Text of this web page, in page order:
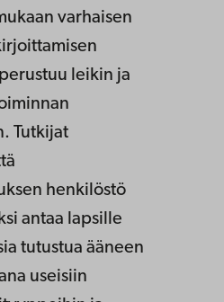
varhaisen
leikin ja
Tutkijat
henkilöstö
antaa lapsille
tutustua ääneen
useisiin